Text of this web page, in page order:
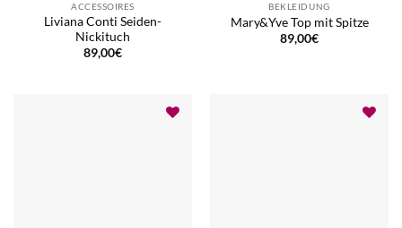
ACCESSOIRES
Liviana Conti Seiden-
Nickituch
89,00€
BEKLEIDUNG
Mary&Yve Top mit Spitze
89,00€